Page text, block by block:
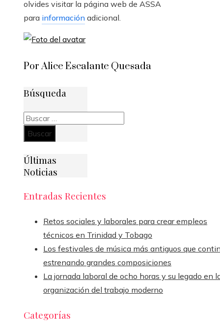
olvides visitar la página web de ASSA
para información adicional.
Por Alice Escalante Quesada
Búsqueda
Buscar:
Últimas
Noticias
Entradas Recientes
Retos sociales y laborales para crear empleos
técnicos en Trinidad y Tobago
Los festivales de música más antiguos que
estrenando grandes composiciones
La jornada laboral de ocho horas y su legado en
organización del trabajo moderno
Categorías